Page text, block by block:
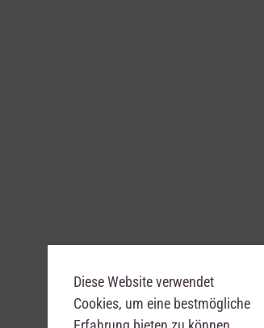
Diese Website verwendet
Cookies, um eine bestmögliche